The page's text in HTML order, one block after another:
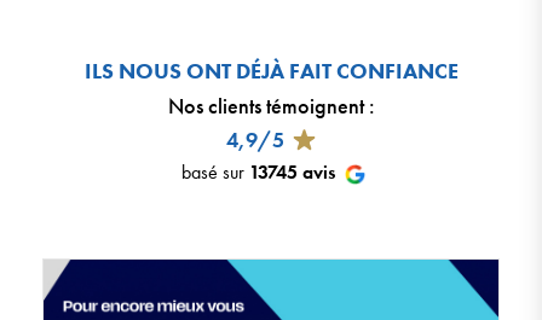
ILS NOUS ONT DÉJÀ FAIT CONFIANCE
Nos clients témoignent:
4,9/5
basé sur 13745 avis